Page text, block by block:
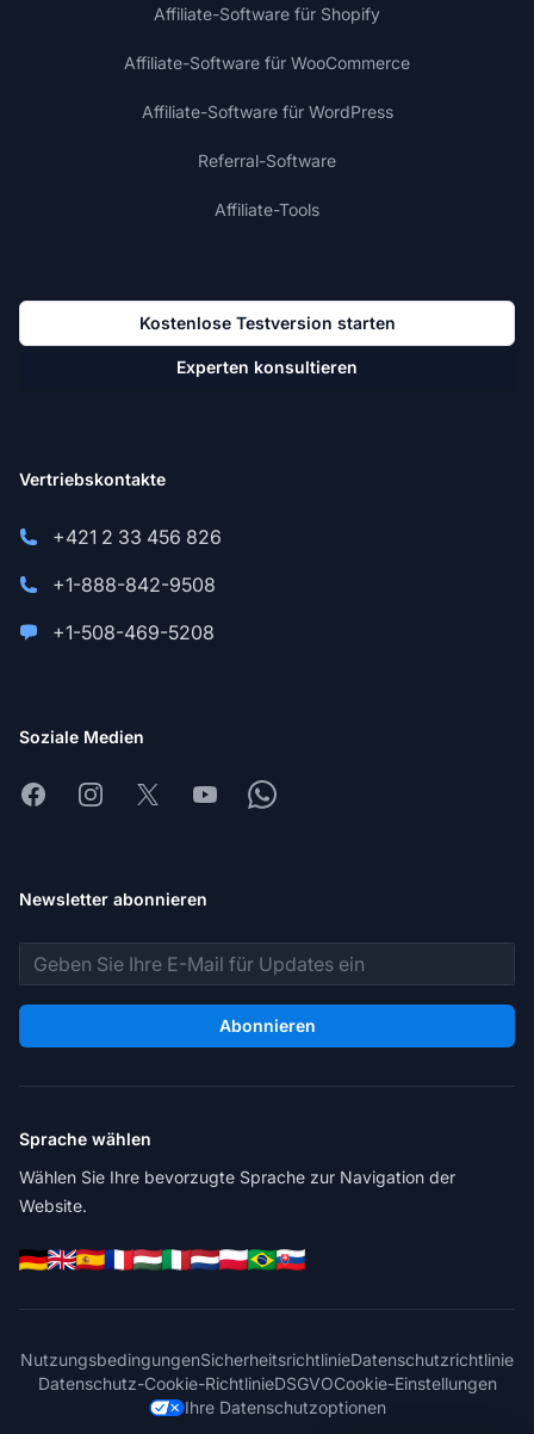
Affiliate-Software für Shopify
Affiliate-Software für WooCommerce
Affiliate-Software für WordPress
Referral-Software
Affiliate-Tools
Kostenlose Testversion starten
Experten konsultieren
Vertriebskontakte
+421 2 33 456 826
+1-888-842-9508
+1-508-469-5208
Soziale Medien
FacebookInstagram
X YoutubeWhatsapp
Newsletter abonnieren
E-Mail-Adresse
Abonnieren
Sprache wählen
Wählen Sie Ihre bevorzugte Sprache zur Navigation der
Website.
NutzungsbedingungenSicherheitsrichtlinieDatenschutzrichtlinie
Datenschutz-Cookie-RichtlinieDSGVOCookie-Einstellungen
Ihre Datenschutzoptionen